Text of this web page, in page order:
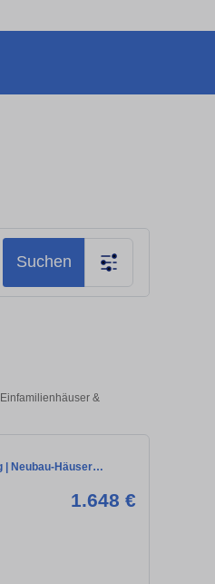
Suchen
&
| Neubau-Häuser…
1.648 €